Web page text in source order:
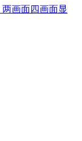
画面四画面显